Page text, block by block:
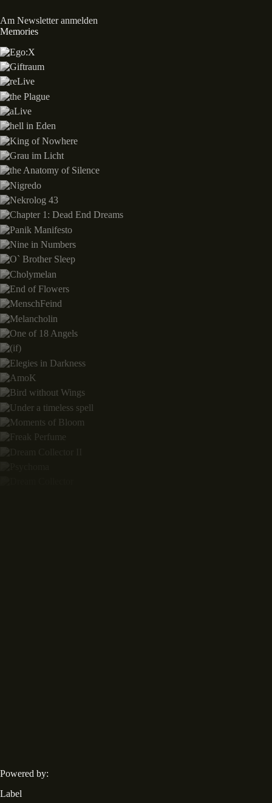
Am Newsletter anmelden
Memories
Powered by:
Label